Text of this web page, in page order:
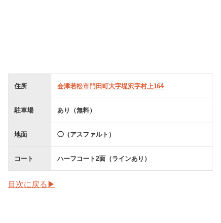
住所 会津若松市門田町大字堤沢字村上164
駐車場 あり（無料）
地面 ◯（アスファルト）
コート ハーフコート2面（ラインあり）
目次に戻る▶